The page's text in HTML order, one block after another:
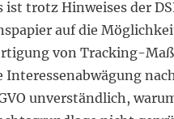
ist trotz Hinweises der
auf die
von Tracking-
Interessenabwägung
unverständlich,